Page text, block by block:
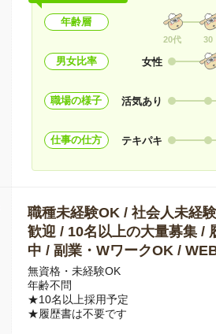
年齢層
20代 30
男女比率 女性
職場の様子 活気あり
仕事の仕方 テキパキ
職種未経験OK / 社会人未経
歓迎 / 10名以上の大量募集 /
中 / 副業・WワークOK /
無資格・未経験OK
年齢不問
★10名以上採用予定
★履歴書は不要です